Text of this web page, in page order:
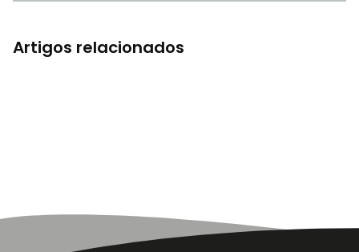
Artigos relacionados